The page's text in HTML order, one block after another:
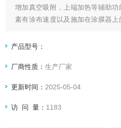
增加真空吸附，上端加热等辅助
素有涂布速度以及施加在涂膜器
了，这就给比较样板之间的测试结
产品型号：
厂商性质：生产厂家
更新时间： 2025-05-04
访 问 量： 1183